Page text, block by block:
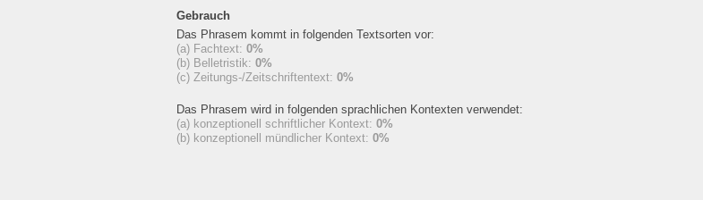
Gebrauch
Das Phrasem kommt in folgenden Textsorten vor:
(a) Fachtext: 0%
(b) Belletristik: 0%
(c) Zeitungs-/Zeitschriftentext: 0%
Das Phrasem wird in folgenden sprachlichen Kontexten verwendet:
(a) konzeptionell schriftlicher Kontext: 0%
(b) konzeptionell mündlicher Kontext: 0%